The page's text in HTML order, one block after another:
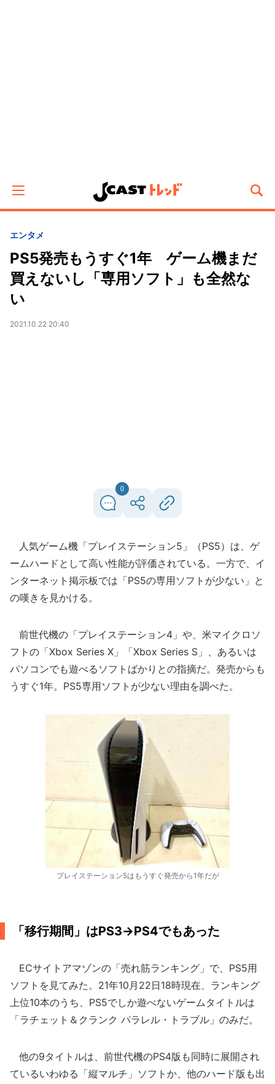
エンタメ
PS5発売もうすぐ1年 ゲーム機まだ
買えないし「専用ソフト」も全然な
い
2021.10.22 20:40
0
人気ゲーム機「プレイステーション5」（PS5）は、ゲ
ームハードとして高い性能が評価されている。一方で、イ
ンターネット掲示板では「PS5の専用ソフトが少ない」と
の嘆きを見かける。
前世代機の「プレイステーション4」や、米マイクロソ
フトの「Xbox Series X」「Xbox Series S」、あるいは
パソコンでも遊べるソフトばかりとの指摘だ。発売からも
うすぐ1年。PS5専用ソフトが少ない理由を調べた。
プレイステーション5はもうすぐ発売から1年だが
「移行期間」はPS3→PS4でもあった
ECサイトアマゾンの「売れ筋ランキング」で、PS5用
ソフトを見てみた。21年10月22日18時現在、ランキング
上位10本のうち、PS5でしか遊べないゲームタイトルは
「ラチェット＆クランク パラレル・トラブル」のみだ。
他の9タイトルは、前世代機のPS4版も同時に展開され
ているいわゆる「縦マルチ」ソフトか、他のハード版も出